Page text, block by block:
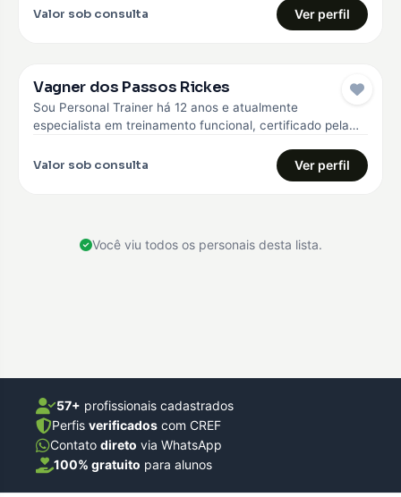
Valor sob consulta Ver perfil
Vagner dos Passos Rickes
Sou Personal Trainer há 12 anos e atualmente
especialista em treinamento funcional, certificado pela
Valor sob consulta Ver perfil
Você viu todos os personais desta lista.
57+ profissionais cadastrados
Perfis verificados com CREF
Contato direto via WhatsApp
100% gratuito para alunos